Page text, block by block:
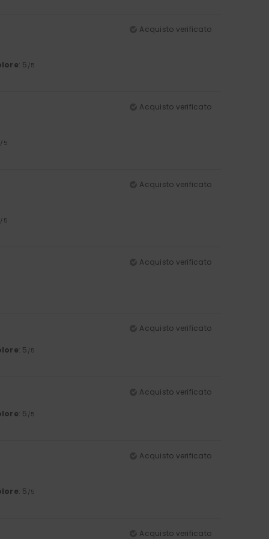
Acquisto verificato
: 5 /5
Acquisto verificato
/5
Acquisto verificato
/5
Acquisto verificato
Acquisto verificato
: 5 /5
Acquisto verificato
: 5 /5
Acquisto verificato
: 5 /5
Acquisto verificato